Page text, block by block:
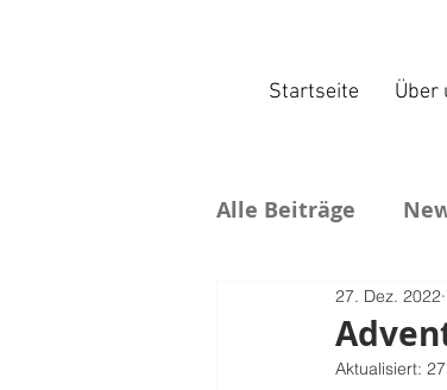
Startseite Über
Alle Beiträge
27. Dez. 2022
Aktualisiert: